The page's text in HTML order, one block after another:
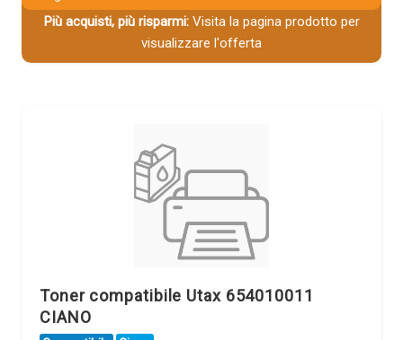
Più acquisti, più risparmi:Visita la pagina prodotto per
visualizzare l'offerta
Toner compatibile Utax 654010011
CIANO